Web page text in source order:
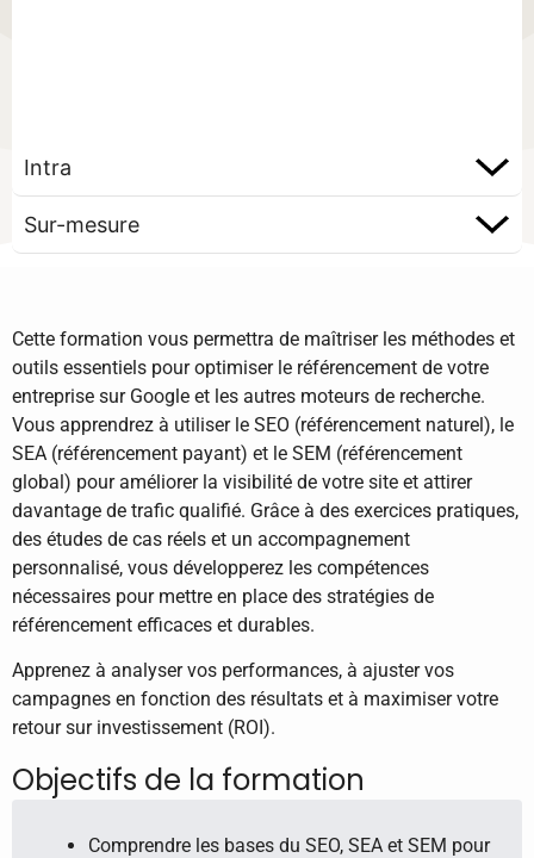
Intra
Sur-mesure
Cette formation vous permettra de maîtriser les méthodes et
outils essentiels pour optimiser le référencement de votre
entreprise sur Google et les autres moteurs de recherche.
Vous apprendrez à utiliser le SEO (référencement naturel), le
SEA (référencement payant) et le SEM (référencement
global) pour améliorer la visibilité de votre site et attirer
davantage de trafic qualifié. Grâce à des exercices pratiques,
des études de cas réels et un accompagnement
personnalisé, vous développerez les compétences
nécessaires pour mettre en place des stratégies de
référencement efficaces et durables.
Apprenez à analyser vos performances, à ajuster vos
campagnes en fonction des résultats et à maximiser votre
retour sur investissement (ROI).
Objectifs de la formation
Comprendre les bases du SEO, SEA et SEM pour